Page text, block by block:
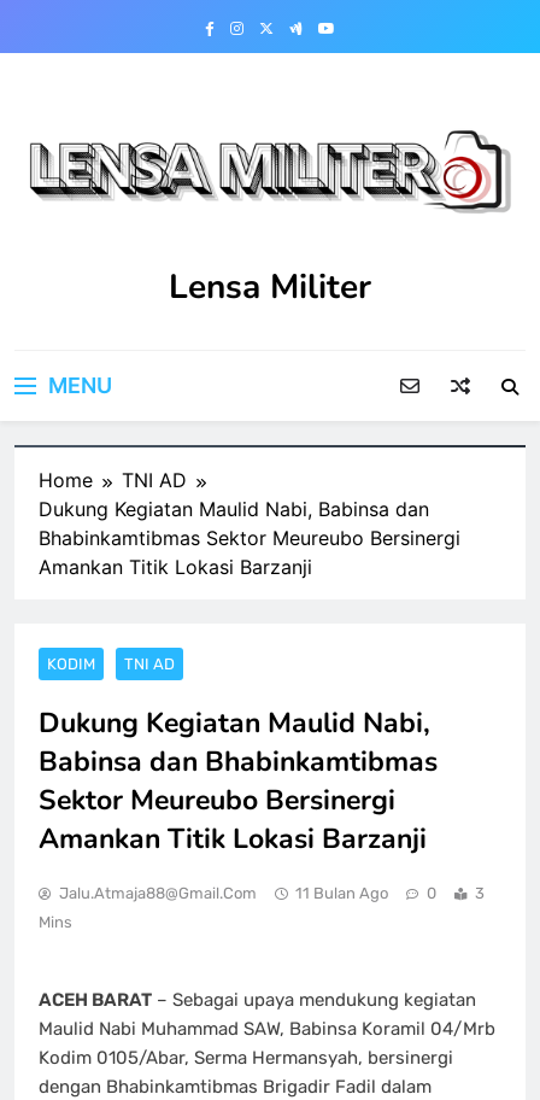
Lensa Militer
MENU
Home
TNI AD
Dukung Kegiatan Maulid Nabi, Babinsa dan
Bhabinkamtibmas Sektor Meureubo Bersinergi
Amankan Titik Lokasi Barzanji
KODIM TNI AD
Dukung Kegiatan Maulid Nabi,
Babinsa dan Bhabinkamtibmas
Sektor Meureubo Bersinergi
Amankan Titik Lokasi Barzanji
Jalu.atmaja88@gmail.com 11 Bulan Ago 0
3
Mins
ACEH BARAT – Sebagai upaya mendukung kegiatan
Maulid Nabi Muhammad SAW, Babinsa Koramil 04/Mrb
Kodim 0105/Abar, Serma Hermansyah, bersinergi
dengan Bhabinkamtibmas Brigadir Fadil dalam